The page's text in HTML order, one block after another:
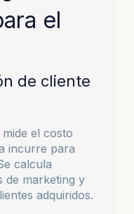
el
de cliente
el costo
incurre para
calcula
de marketing y
adquiridos.